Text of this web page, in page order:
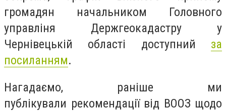
громадян начальником Головного
управліня Держгеокадастру у
Чернівецькій області доступний за
посиланням.
Нагадаємо, раніше ми
публікували рекомендації від ВООЗ щодо